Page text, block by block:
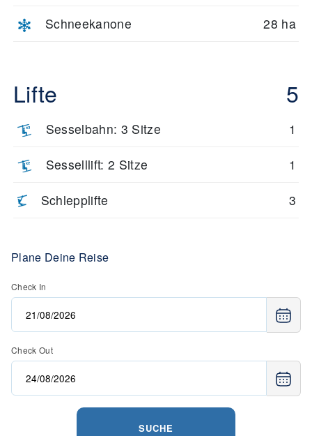
Schneekanone 28 ha
Lifte 5
Sesselbahn: 3 Sitze 1
Sesselllift: 2 Sitze 1
Schlepplifte 3
Plane Deine Reise
Check In
Check Out
SUCHE